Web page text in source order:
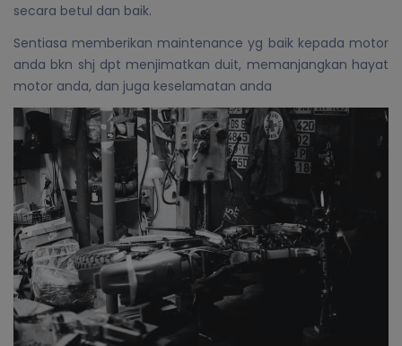
secara betul dan baik.
Sentiasa memberikan maintenance yg baik kepada motor
anda bkn shj dpt menjimatkan duit, memanjangkan hayat
motor anda, dan juga keselamatan anda